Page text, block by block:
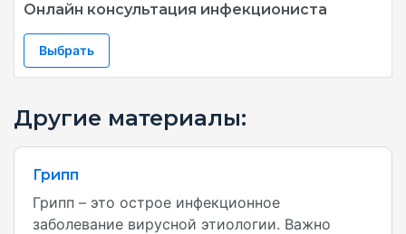
Онлайн консультация инфекциониста
Выбрать
Другие материалы:
Грипп
Грипп – это острое инфекционное
заболевание вирусной этиологии. Важно